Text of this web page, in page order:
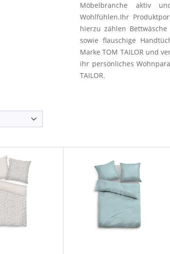
Möbelbranche aktiv
Wohlfühlen.Ihr
hierzu zählen
sowie flauschige
Marke TOM TAILOR und
ihr persönliches
TAILOR.